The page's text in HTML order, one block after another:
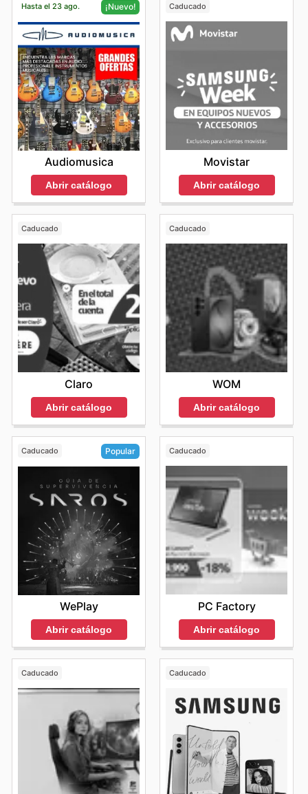
Hasta el 23 ago. ¡Nuevo!
Audiomusica
Abrir catálogo
Caducado
Movistar
Abrir catálogo
Caducado
Claro
Abrir catálogo
Caducado
WOM
Abrir catálogo
Caducado Popular
WePlay
Abrir catálogo
Caducado
PC Factory
Abrir catálogo
Caducado Caducado